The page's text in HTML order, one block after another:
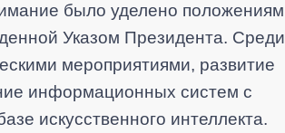
было уделено положениям
Указом Президента. Среди
мероприятиями, развитие
информационных систем с
искусственного интеллекта.